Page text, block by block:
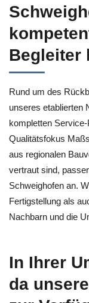
Begleiter
Rund um des
unseres etablierten
kompletten
Qualitätsfokus
aus regionalen
vertraut sind,
Schweighofen an.
Fertigstellung als
Nachbarn und die
In Ihrer
da